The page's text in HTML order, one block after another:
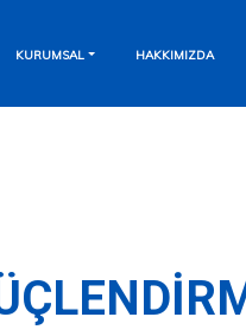
KURUMSAL HAKKIMIZDA